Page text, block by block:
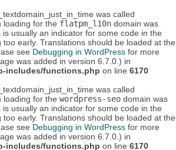
was called
loading for the flatpm_l10n domain was
usually an indicator for some code in the
early. Translations should be loaded at the
see Debugging in WordPress for more
was added in version 6.7.0.) in
includes/functions.php on line 6170
was called
loading for the wordpress-seo domain was
usually an indicator for some code in the
early. Translations should be loaded at the
see Debugging in WordPress for more
was added in version 6.7.0.) in
includes/functions.php on line 6170